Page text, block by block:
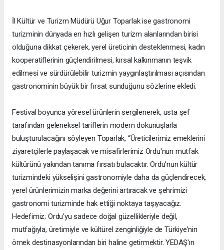
İl Kültür ve Turizm Müdürü Uğur Toparlak ise gastronomi
turizminin dünyada en hızlı gelişen turizm alanlarından birisi
olduğuna dikkat çekerek, yerel üreticinin desteklenmesi, kadın
kooperatiflerinin güçlendirilmesi, kırsal kalkınmanın teşvik
edilmesi ve sürdürülebilir turizmin yaygınlaştırılması açısından
gastronominin büyük bir fırsat sunduğunu sözlerine ekledi.
Festival boyunca yöresel ürünlerin sergilenerek, usta şef
tarafından geleneksel tariflerin modern dokunuşlarla
buluşturulacağını söyleyen Toparlak, “Üreticilerimiz emeklerini
ziyaretçilerle paylaşacak ve misafirlerimiz Ordu'nun mutfak
kültürünü yakından tanıma fırsatı bulacaktır. Ordu’nun kültür
turizmindeki yükselişini gastronomiyle daha da güçlendirecek,
yerel ürünlerimizin marka değerini artıracak ve şehrimizi
gastronomi turizminde hak ettiği noktaya taşıyacağız.
Hedefimiz; Ordu'yu sadece doğal güzellikleriyle değil,
mutfağıyla, üretimiyle ve kültürel zenginliğiyle de Türkiye'nin
örnek destinasyonlarından biri haline getirmektir. YEDAŞ'ın